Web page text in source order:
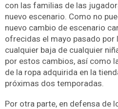
con las familias de las
nuevo escenario. Como no
nuevo cambio de escenario
ofrecidas el mayo pasado por
cualquier baja de cualquier
por estos cambios, así como
de la ropa adquirida en la
próximas dos temporadas.
Por otra parte, en defensa de